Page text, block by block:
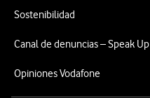
Sostenibilidad
Canal de denuncias – Speak Up
Opiniones Vodafone